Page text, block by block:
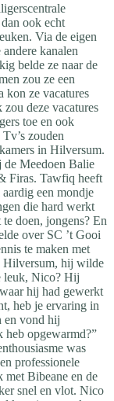
ook echt
Via de eigen
kanalen
belde ze naar de
zou ze een
kon ze vacatures
deze vacatures
toe en ook
zouden
in Hilversum.
Meedoen Balie
Firas. Tawfiq heeft
een mondje
die hard werkt
doen, jongens? En
over SC ’t Gooi
te maken met
Hilversum, hij wilde
leuk, Nico? Hij
hij had gewerkt
heb je ervaring in
en vond hij
heb opgewarmd?”
was
professionele
met Bibeane en de
snel en vlot. Nico